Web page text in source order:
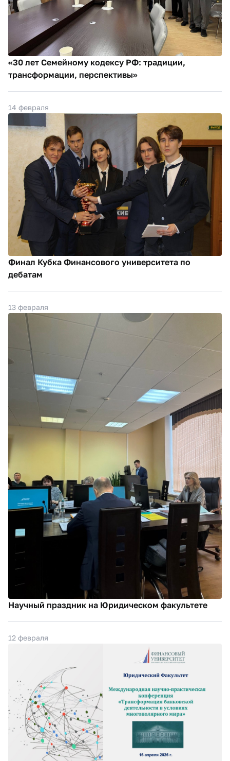
«30 лет Семейному кодексу РФ: традиции,
трансформации, перспективы»
14 февраля
Финал Кубка Финансового университета по
дебатам
13 февраля
Научный праздник на Юридическом факультете
12 февраля